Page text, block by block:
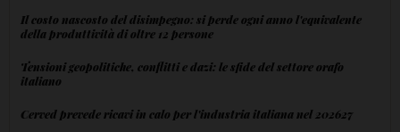
Il costo nascosto del disimpegno: si perde ogni anno l'equivalente
della produttività di oltre 12 persone
Tensioni geopolitiche, conflitti e dazi: le sfide del settore orafo
italiano
Cerved prevede ricavi in calo per l'industria italiana nel 202627